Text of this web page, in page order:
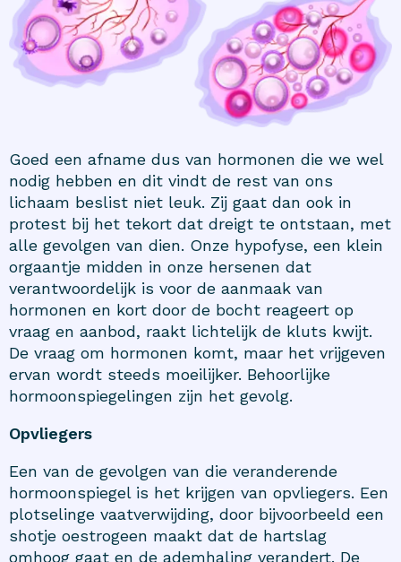
Goed een afname dus van hormonen die we wel
nodig hebben en dit vindt de rest van ons
lichaam beslist niet leuk. Zij gaat dan ook in
protest bij het tekort dat dreigt te ontstaan, met
alle gevolgen van dien. Onze hypofyse, een klein
orgaantje midden in onze hersenen dat
verantwoordelijk is voor de aanmaak van
hormonen en kort door de bocht reageert op
vraag en aanbod, raakt lichtelijk de kluts kwijt.
De vraag om hormonen komt, maar het vrijgeven
ervan wordt steeds moeilijker. Behoorlijke
hormoonspiegelingen zijn het gevolg.
Opvliegers
Een van de gevolgen van die veranderende
hormoonspiegel is het krijgen van opvliegers. Een
plotselinge vaatverwijding, door bijvoorbeeld een
shotje oestrogeen maakt dat de hartslag
omhoog gaat en de ademhaling verandert. De